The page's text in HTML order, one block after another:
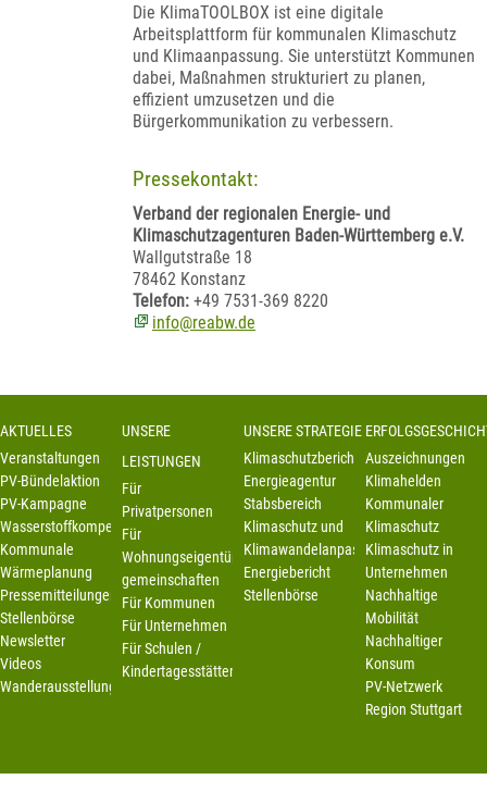
Die KlimaTOOLBOX ist eine digitale
Arbeitsplattform für kommunalen Klimaschutz
und Klimaanpassung. Sie unterstützt Kommunen
dabei, Maßnahmen strukturiert zu planen,
effizient umzusetzen und die
Bürgerkommunikation zu verbessern.
Pressekontakt:
Verband der regionalen Energie- und
Klimaschutzagenturen Baden-Württemberg e.V.
Wallgutstraße 18
78462 Konstanz
Telefon: +49 7531-369 8220
info@reabw.de
AKTUELLES
Veranstaltungen
PV-Bündelaktion
PV-Kampagne
Wasserstoffkompetenzstelle
Kommunale
Wärmeplanung
Pressemitteilungen
Stellenbörse
Newsletter
Videos
Wanderausstellung
UNSERE
LEISTUNGEN
Für
Privatpersonen
Für
Wohnungseigentümer-
gemeinschaften
Für Kommunen
Für Unternehmen
Für Schulen /
Kindertagesstätten
UNSERE STRATEGIE
Klimaschutzbericht
Energieagentur
Stabsbereich
Klimaschutz und
Klimawandelanpassung
Energiebericht
Stellenbörse
Auszeichnungen
Klimahelden
Kommunaler
Klimaschutz
Klimaschutz in
Unternehmen
Nachhaltige
Mobilität
Nachhaltiger
Konsum
PV-Netzwerk
Region Stuttgart